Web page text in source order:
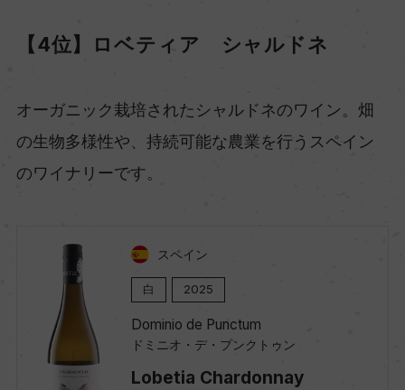
【4位】ロベティア シャルドネ
オーガニック栽培されたシャルドネのワイン。畑
の生物多様性や、持続可能な農業を行うスペイン
のワイナリーです。
スペイン
白 2025
Dominio de Punctum
ドミニオ・デ・プンクトゥン
Lobetia Chardonnay